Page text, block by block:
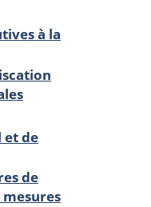
à la
et de
de